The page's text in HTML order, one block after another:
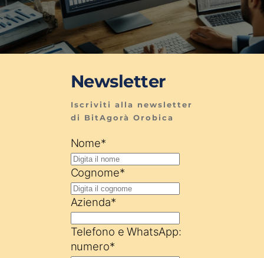
Newsletter
Iscriviti alla newsletter
di BitAgorà Orobica
Nome*
Cognome*
Azienda*
Telefono e WhatsApp:
numero*